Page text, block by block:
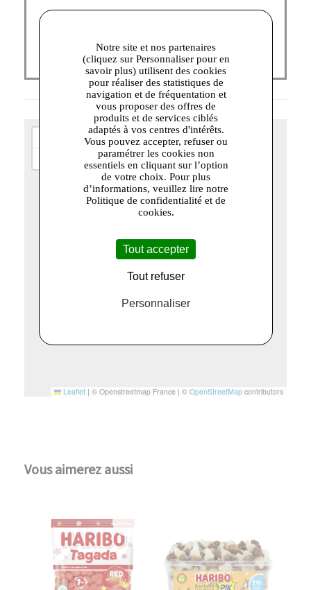
Leaflet | © Openstreetmap France | © OpenStreetMap contributors
Vous aimerez aussi
Notre site et nos partenaires
(cliquez sur Personnaliser pour en
savoir plus) utilisent des cookies
pour réaliser des statistiques de
navigation et de fréquentation et
vous proposer des offres de
produits et de services ciblés
adaptés à vos centres d'intérêts.
Vous pouvez accepter, refuser ou
paramétrer les cookies non
essentiels en cliquant sur l’option
de votre choix. Pour plus
d’informations, veuillez lire notre
Politique de confidentialité et de
cookies.
Tout accepter
Tout refuser
Personnaliser